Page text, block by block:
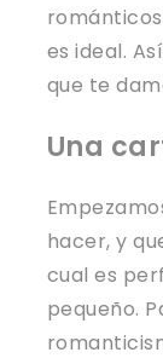
es ideal.
que te
Una
hacer, y
cual es
pequeño.